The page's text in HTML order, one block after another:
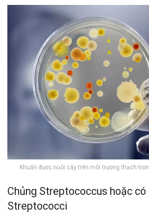
Khuẩn được nuôi cấy trên môi trường thạch
Chủng Streptococcus hoặc có
Streptococci